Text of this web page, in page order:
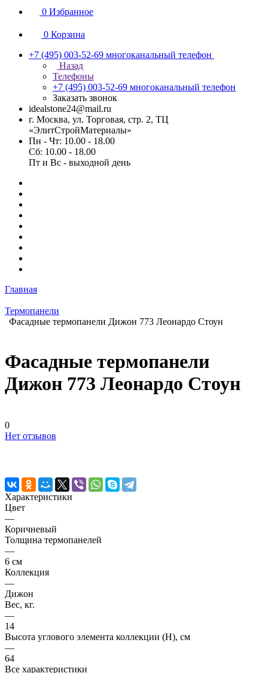
0 Избранное
0 Корзина
+7 (495) 003-52-69 многоканальный телефон
Назад
Телефоны
+7 (495) 003-52-69 многоканальный телефон
Заказать звонок
idealstone24@mail.ru
г. Москва, ул. Торговая, стр. 2, ТЦ
«ЭлитСтройМатериалы»
Пн - Чт: 10.00 - 18.00
Сб: 10.00 - 18.00
Пт и Вс - выходной день
Главная
Термопанели
Фасадные термопанели Дижон 773 Леонардо Стоун
Фасадные термопанели
Дижон 773 Леонардо Стоун
0
Нет отзывов
Характеристики
Цвет
—
Коричневый
Толщина термопанелей
—
6 см
Коллекция
—
Дижон
Вес, кг.
—
14
Высота углового элемента коллекции (H), см
—
64
Все характеристики